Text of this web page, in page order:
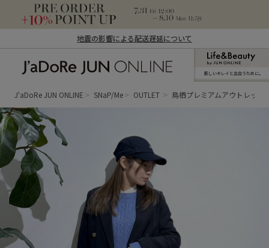
地震の影響による配送遅延について
ン オンライン）
新しいキレイと出合うために。
J'aDoRe JUN ONLINE SNaP/Me OUTLET 鳥栖プレミアムアウトレット